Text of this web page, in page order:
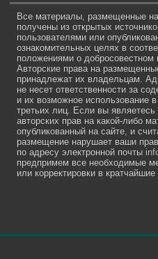
Все материалы, размещенные на
получены из открытых
пользователями или
ознакомительных целях в
положениями о добросовестном
Авторские права на
принадлежат их владельцам.
не несет ответственности за
и их возможное использование
третьих лиц. Если вы
авторских прав на какой-либо
опубликованный на сайте, и
размещение нарушает ваши
по адресу электронной почты
предпримем все необходимые
или корректировки в кратчайшие